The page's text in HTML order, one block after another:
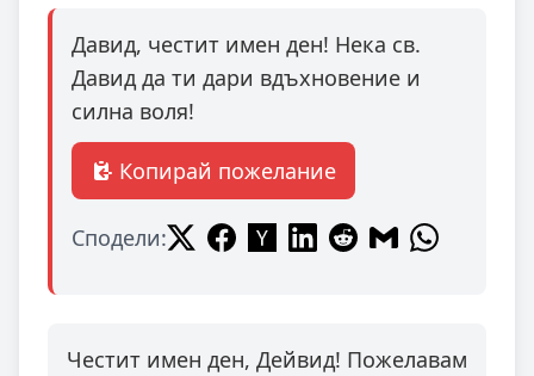
Давид, честит имен ден! Нека св.
Давид да ти дари вдъхновение и
силна воля!
Копирай пожелание
Сподели:
Честит имен ден, Дейвид! Пожелавам